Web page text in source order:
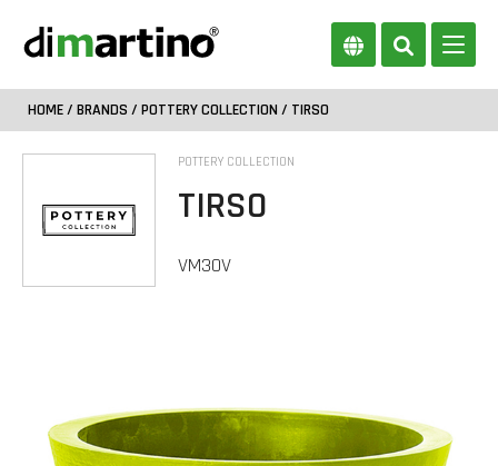
HOME/ BRANDS / POTTERY COLLECTION / TIRSO
POTTERY COLLECTION
TIRSO
VM30V